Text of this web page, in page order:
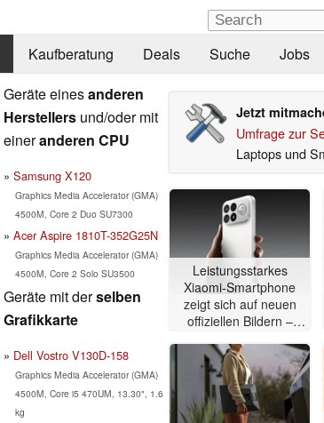
Kaufberatung Deals Suche Jobs
Geräte einesanderen
Herstellers und/oder mit
eineranderen CPU
Samsung X120
Graphics Media Accelerator (GMA)
4500M, Core 2 Duo SU7300
Acer Aspire 1810T-352G25N
Graphics Media Accelerator (GMA)
4500M, Core 2 Solo SU3500
Geräte mit derselben
Grafikkarte
Dell Vostro V130D-158
Graphics Media Accelerator (GMA)
4500M, Core i5 470UM, 13.30", 1.6
kg
Jetzt
Umfrage zur
Laptops und
Leistungsstarkes
Xiaomi-Smartphone
zeigt sich auf neuen
offiziellen Bildern –